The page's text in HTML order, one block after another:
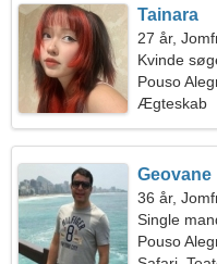
Tainara
27 år,
Kvinde
Pouso
Ægteskab
Geovane
36 år,
Single
Pouso